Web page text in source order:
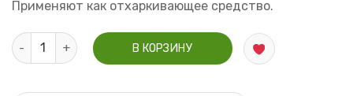
Применяют как отхаркивающее средство.
Количество Солодки голой корни 50 г.
В КОРЗИНУ